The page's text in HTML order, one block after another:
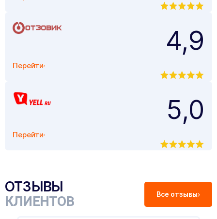
Перейти
4,9
Перейти
5,0
ОТЗЫВЫ
КЛИЕНТОВ Все отзывы